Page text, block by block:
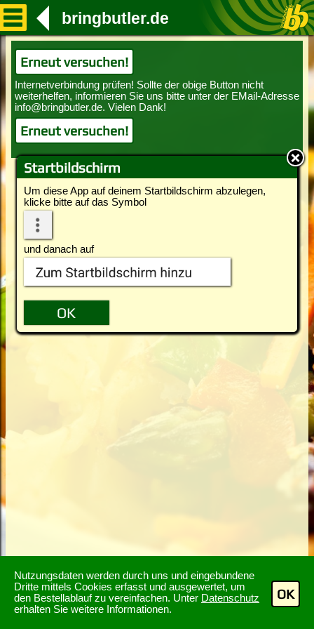
Nutzungsdaten werden durch uns und eingebundene
Dritte mittels Cookies erfasst und ausgewertet, um
den Bestellablauf zu vereinfachen. Unter Datenschutz
erhalten Sie weitere Informationen.
OK
Startbildschirm
Um diese App auf deinem Startbildschirm abzulegen,
klicke bitte auf das Symbol
und danach auf
bringbutler.de
Erneut versuchen!
Erneut versuchen!